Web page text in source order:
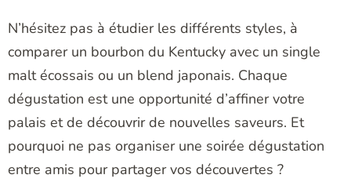
N’hésitez pas à étudier les différents styles, à
comparer un bourbon du Kentucky avec un single
malt écossais ou un blend japonais. Chaque
dégustation est une opportunité d’affiner votre
palais et de découvrir de nouvelles saveurs. Et
pourquoi ne pas organiser une soirée dégustation
entre amis pour partager vos découvertes ?